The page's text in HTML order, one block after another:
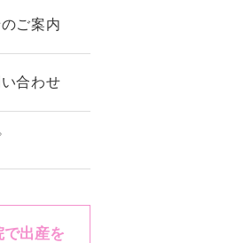
ご案内
合わせ
で出産を